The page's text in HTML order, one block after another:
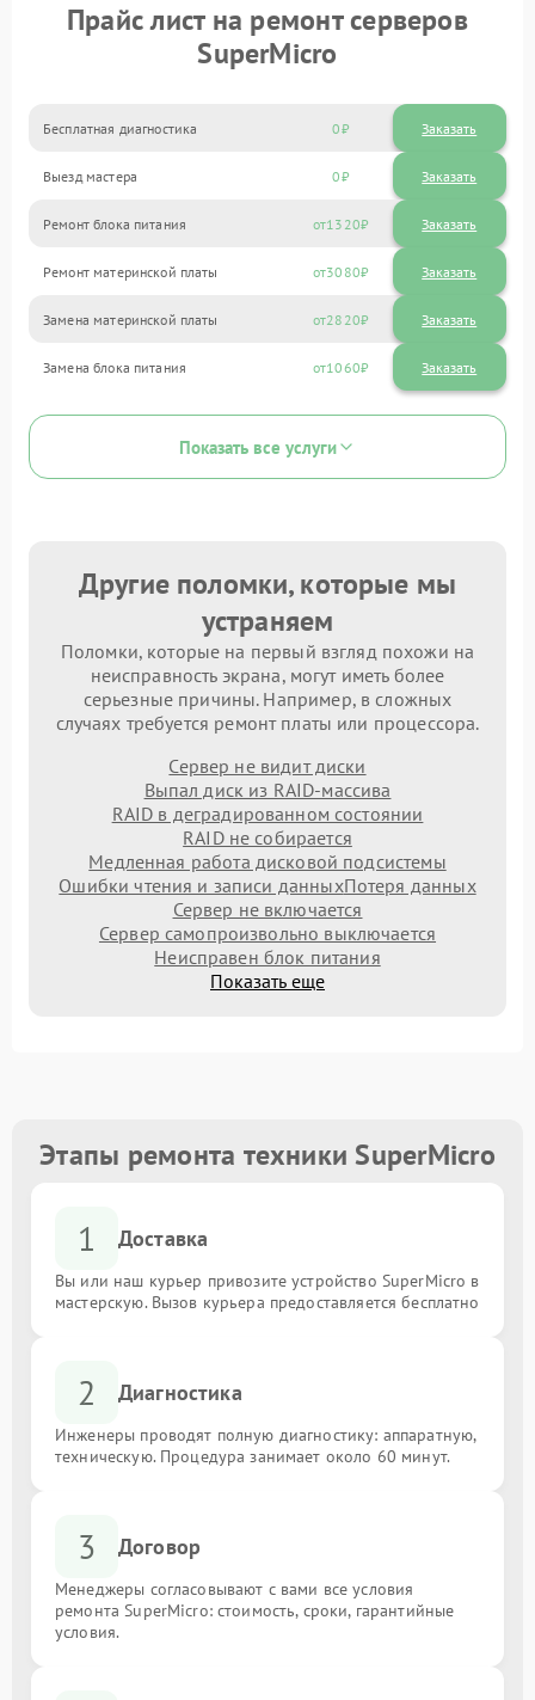
Прайс лист на ремонт серверов
SuperMicro
Бесплатная диагностика 0 Заказать
Выезд мастера 0 Заказать
Ремонт блока питания 1320
Ремонт материнской платы 3080
Замена материнской платы 2820
Замена блока питания 1060
Показать все услуги
Другие поломки, которые мы
устраняем
Поломки, которые на первый взгляд похожи на
неисправность экрана, могут иметь более
серьезные причины. Например, в сложных
случаях требуется ремонт платы или процессора.
Сервер не видит диски
Выпал диск из RAID-массива
RAID в деградированном состоянии
RAID не собирается
Медленная работа дисковой подсистемы
Ошибки чтения и записи данныхПотеря данных
Сервер не включается
Сервер самопроизвольно выключается
Неисправен блок питания
Показать еще
Этапы ремонта техники SuperMicro
1 Доставка
Вы или наш курьер привозите устройство SuperMicro в
мастерскую. Вызов курьера предоставляется бесплатно
2 Диагностика
Инженеры проводят полную диагностику: аппаратную,
техническую. Процедура занимает около 60 минут.
3 Договор
Менеджеры согласовывают с вами все условия
ремонта SuperMicro: стоимость, сроки, гарантийные
условия.